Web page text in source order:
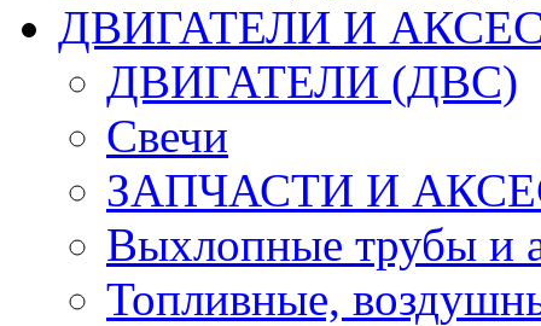
ДВИГАТЕЛИ И
ДВИГАТЕЛИ (ДВС)
Свечи
ЗАПЧАСТИ И
Выхлопные трубы и
Топливные,